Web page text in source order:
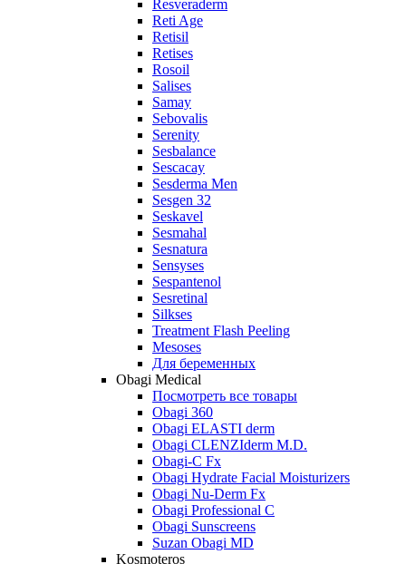
Resveraderm
Reti Age
Retisil
Retises
Rosoil
Salises
Samay
Sebovalis
Serenity
Sesbalance
Sescacay
Sesderma Men
Sesgen 32
Seskavel
Sesmahal
Sesnatura
Sensyses
Sespantenol
Sesretinal
Silkses
Treatment Flash Peeling
Mesoses
Для беременных
Obagi Medical
Посмотреть все товары
Obagi 360
Obagi ELASTI derm
Obagi CLENZIderm M.D.
Obagi-C Fx
Obagi Hydrate Facial Moisturizers
Obagi Nu-Derm Fx
Obagi Professional C
Obagi Sunscreens
Suzan Obagi MD
Kosmoteros